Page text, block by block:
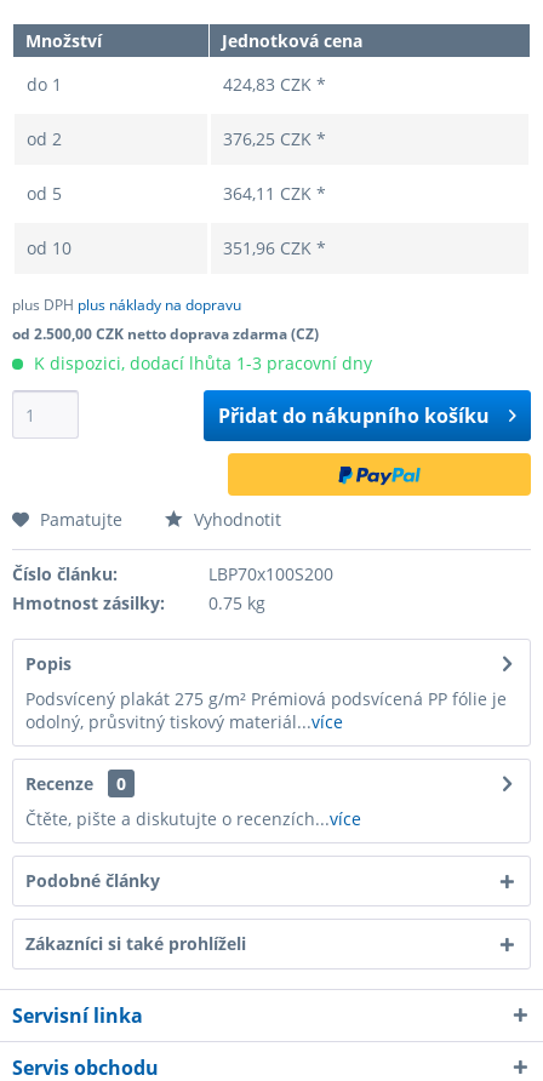
Množství
Jednotková cena
do 1 424,83 CZK *
od 2 376,25 CZK *
od 5 364,11 CZK *
od 10 351,96 CZK *
plus DPH plus náklady na dopravu
od 2.500,00 CZK netto doprava zdarma (CZ)
K dispozici, dodací lhůta 1-3 pracovní dny
Přidat do nákupního košíku
Pamatujte Vyhodnotit
Číslo článku:
LBP70x100S200
Hmotnost zásilky:
0.75 kg
Popis
Podsvícený plakát 275 g/m² Prémiová podsvícená PP fólie je
odolný, průsvitný tiskový materiál...více
Recenze
0
Čtěte, pište a diskutujte o recenzích...více
Podobné články
Zákazníci si také prohlíželi
Servisní linka
Servis obchodu